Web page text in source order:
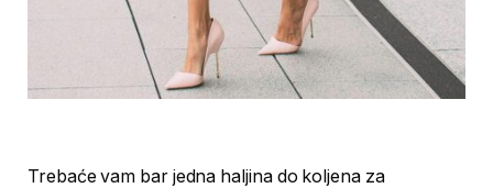
Trebaće vam bar jedna haljina do koljena za